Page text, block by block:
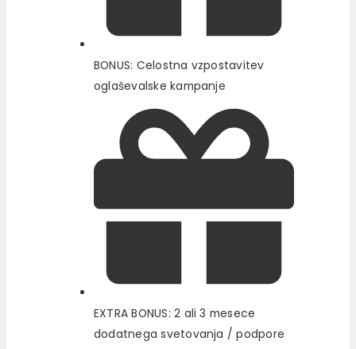
BONUS: Celostna vzpostavitev
oglaševalske kampanje
EXTRA BONUS: 2 ali 3 mesece
dodatnega svetovanja / podpore